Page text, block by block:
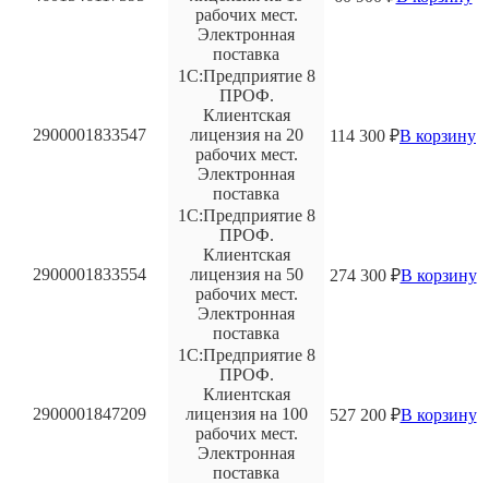
рабочих мест.
Электронная
поставка
2900001833547
1С:Предприятие 8
ПРОФ.
Клиентская
лицензия на 20
рабочих мест.
Электронная
поставка
114 300 ₽В корзину
2900001833554
1С:Предприятие 8
ПРОФ.
Клиентская
лицензия на 50
рабочих мест.
Электронная
поставка
274 300 ₽В корзину
2900001847209
1С:Предприятие 8
ПРОФ.
Клиентская
лицензия на 100
рабочих мест.
Электронная
поставка
527 200 ₽В корзину